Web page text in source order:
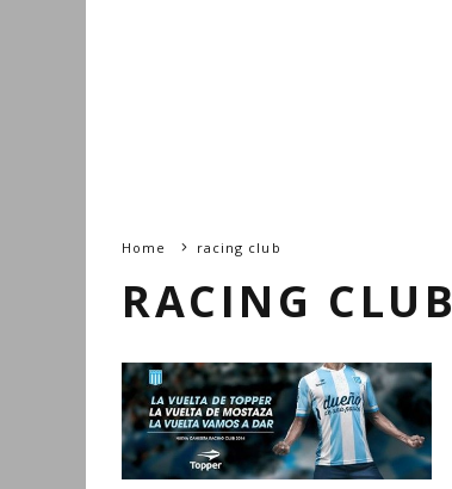
Home racing club
RACING CLUB